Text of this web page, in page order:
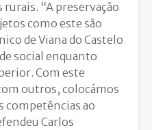
“A preservação
como este são
de Viana do Castelo
social enquanto
Com este
outros, colocámos
competências ao
Carlos